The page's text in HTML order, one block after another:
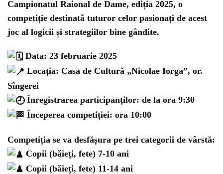
Campionatul Raional de Dame, ediția 2025, o
competiție destinată tuturor celor pasionați de acest
joc al logicii și strategiilor bine gândite.
Data: 23 februarie 2025
Locația: Casa de Cultură „Nicolae Iorga”, or.
Sîngerei
Înregistrarea participanților: de la ora 9:30
Începerea competiției: ora 10:00
Competiția se va desfășura pe trei categorii de vârstă:
Copii (băieți, fete) 7-10 ani
Copii (băieți, fete) 11-14 ani